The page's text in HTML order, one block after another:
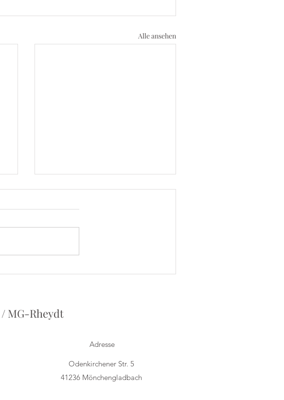
Alle ansehen
Irish Folk im Trostraum
MG-Rheydt
Adresse
Odenkirchener Str. 5
41236 Mönchengladbach